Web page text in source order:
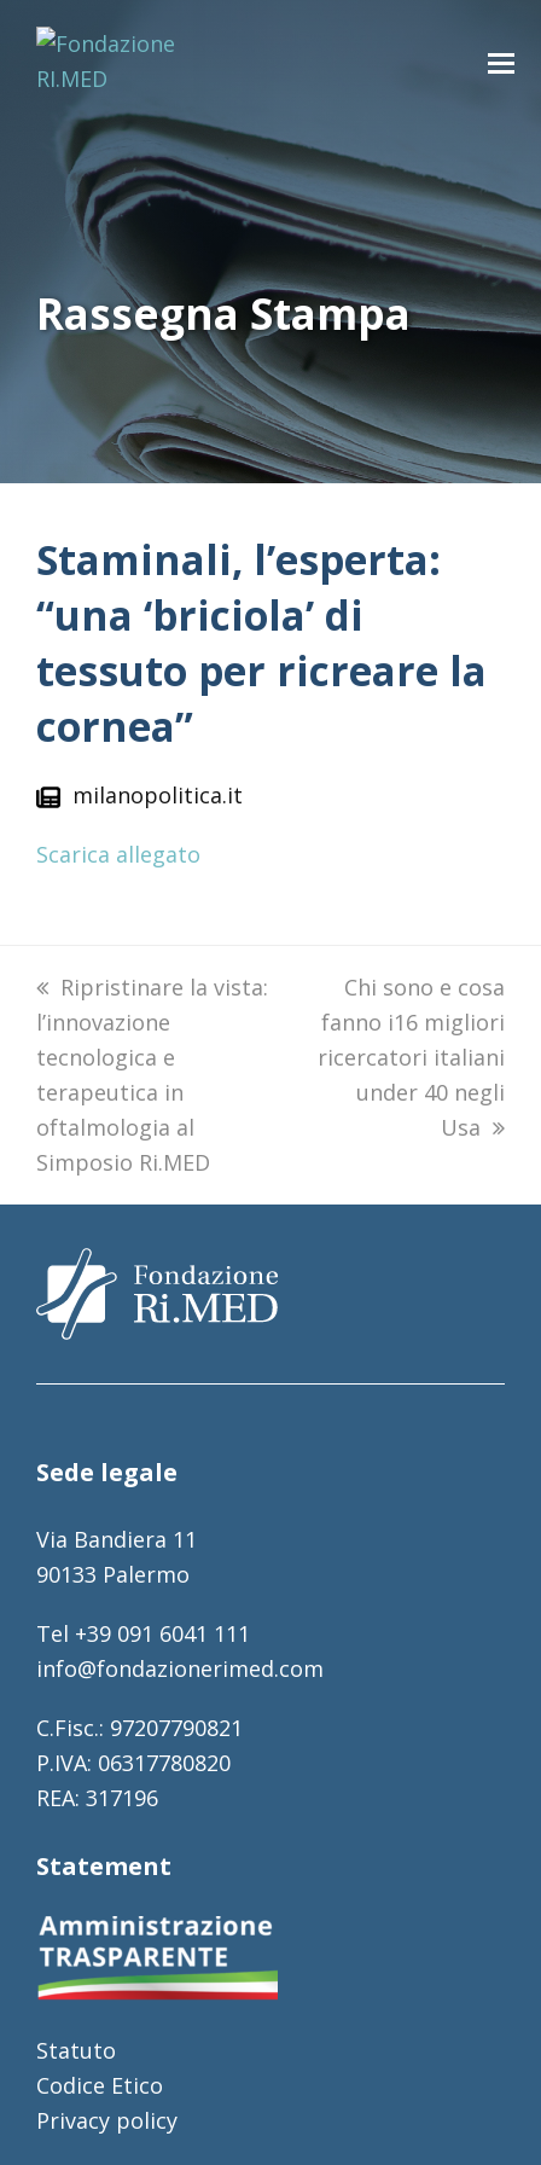
Rassegna Stampa
Staminali, l’esperta:
“una ‘briciola’ di
tessuto per ricreare la
cornea”
milanopolitica.it
Scarica allegato
previous
post:
Ripristinare la vista:
l’innovazione
tecnologica e
terapeutica in
oftalmologia al
Simposio Ri.MED
next
post:
Chi sono e cosa
fanno i16 migliori
ricercatori italiani
under 40 negli
Usa
Sede legale
Via Bandiera 11
90133 Palermo
Tel +39 091 6041 111
info@fondazionerimed.com
C.Fisc.: 97207790821
P.IVA: 06317780820
REA: 317196
Statement
Statuto
Codice Etico
Privacy policy